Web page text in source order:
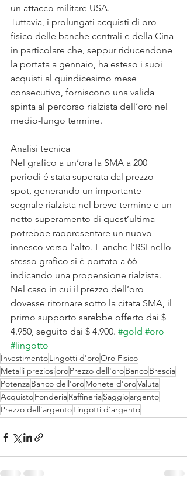
un attacco militare USA.
Tuttavia, i prolungati acquisti di oro
fisico delle banche centrali e della Cina
in particolare che, seppur riducendone
la portata a gennaio, ha esteso i suoi
acquisti al quindicesimo mese
consecutivo, forniscono una valida
spinta al percorso rialzista dell’oro nel
medio-lungo termine.
Analisi tecnica
Nel grafico a un’ora la SMA a 200
periodi é stata superata dal prezzo
spot, generando un importante
segnale rialzista nel breve termine e un
netto superamento di quest’ultima
potrebbe rappresentare un nuovo
innesco verso l’alto. E anche l’RSI nello
stesso grafico si è portato a 66
indicando una propensione rialzista.
Nel caso in cui il prezzo dell’oro
dovesse ritornare sotto la citata SMA, il
primo supporto sarebbe offerto dai $
4.950, seguito dai $ 4.900. #gold #oro
#lingotto
InvestimentoLingotti d'oroOro Fisico
Metalli preziosioroPrezzo dell'oroBancoBrescia
PotenzaBanco dell'oroMonete d'oroValuta
AcquistoFonderiaRaffineriaSaggioargento
Prezzo dell'argentoLingotti d'argento